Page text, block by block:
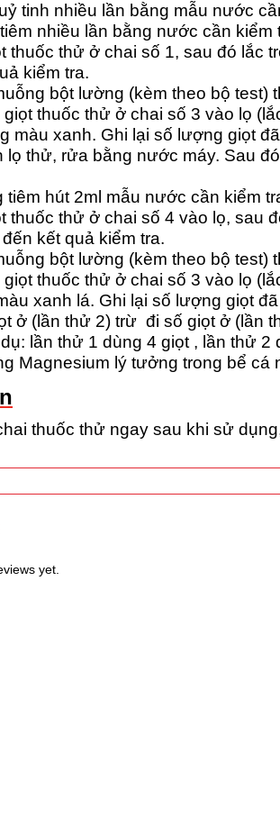
tinh nhiều lần bằng mẫu nước
nhiều lần bằng nước cần
thuốc thử ở chai số 1, sau đó lắc
kiểm tra.
bột lường (kèm theo bộ test)
thuốc thử ở chai số 3 vào lọ
màu xanh. Ghi lại số lượng giọt
lọ thử, rửa bằng nước máy. Sau
tiêm hút 2ml mẫu nước cần kiểm
thuốc thử ở chai số 4 vào lọ, sau
kết quả kiểm tra.
bột lường (kèm theo bộ test)
thuốc thử ở chai số 3 vào lọ
xanh lá. Ghi lại số lượng giọt
ở (lần thử 2) trừ đi số giọt ở (lần
lần thử 1 dùng 4 giọt , lần thử 2
Magnesium lý tưởng trong bể cá
thuốc thử ngay sau khi sử
yet.